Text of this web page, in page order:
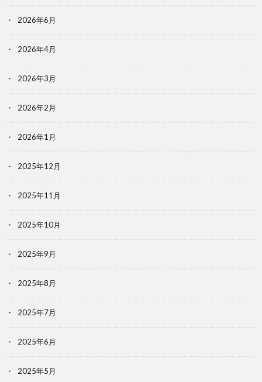
2026年6月
2026年4月
2026年3月
2026年2月
2026年1月
2025年12月
2025年11月
2025年10月
2025年9月
2025年8月
2025年7月
2025年6月
2025年5月